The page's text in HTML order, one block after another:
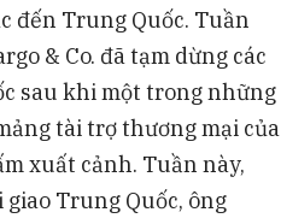
đến Trung Quốc. Tuần
& Co. đã tạm dừng các
sau khi một trong những
tài trợ thương mại của
xuất cảnh. Tuần này,
Trung Quốc, ông